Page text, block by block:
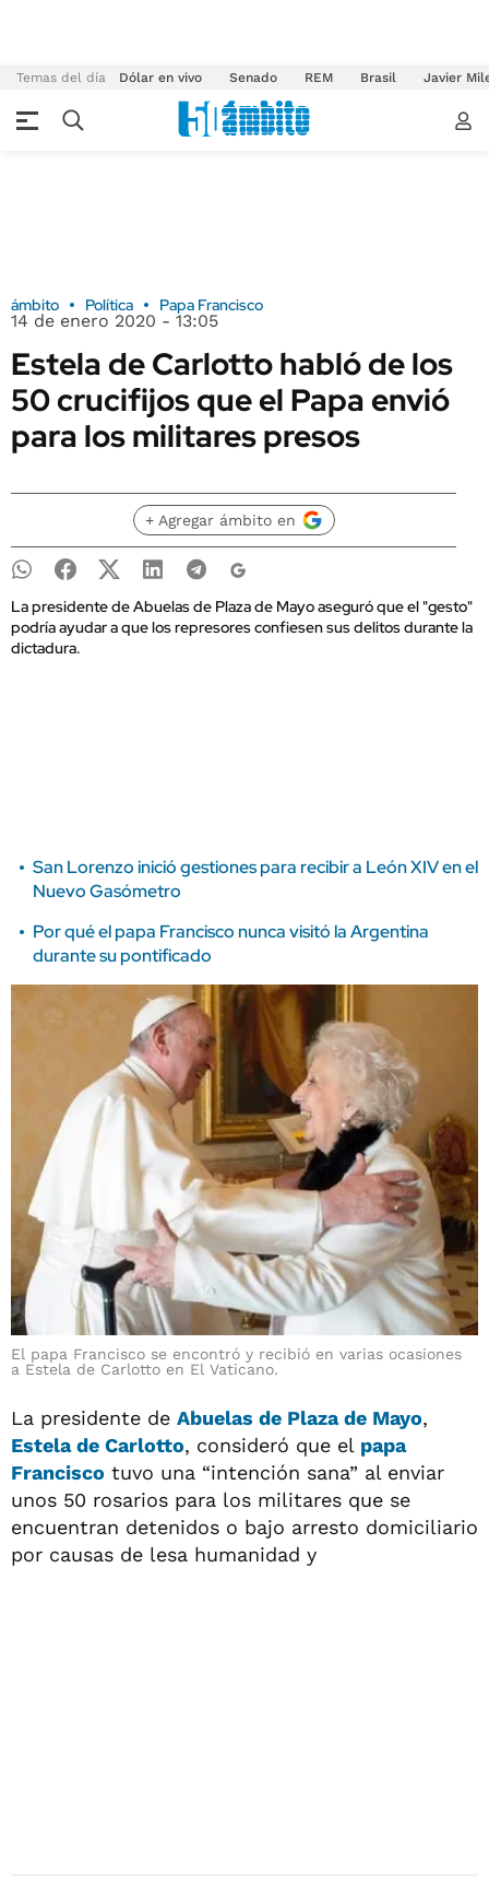
Temas del día Dólar en vivo Senado REM Brasil Javier
ámbito Política Papa Francisco
14 de enero 2020 - 13:05
Estela de Carlotto habló de los
50 crucifijos que el Papa envió
para los militares presos
+ Agregar ámbito en
La presidente de Abuelas de Plaza de Mayo aseguró que el "gesto"
podría ayudar a que los represores confiesen sus delitos durante la
dictadura.
San Lorenzo inició gestiones para recibir a León XIV en el
Nuevo Gasómetro
Por qué el papa Francisco nunca visitó la Argentina
durante su pontificado
El papa Francisco se encontró y recibió en varias ocasiones
a Estela de Carlotto en El Vaticano.
La presidente de Abuelas de Plaza de Mayo,
Estela de Carlotto, consideró que el papa
Francisco tuvo una “intención sana” al enviar
unos 50 rosarios para los militares que se
encuentran detenidos o bajo arresto domiciliario
por causas de lesa humanidad y